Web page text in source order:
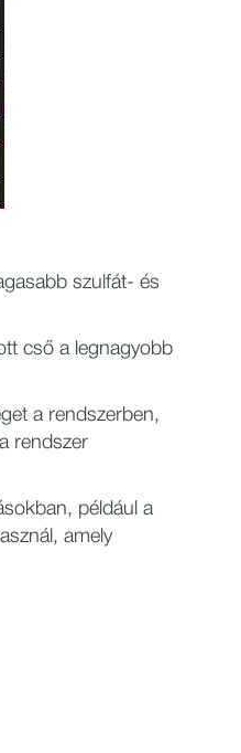
szulfát- és
cső a legnagyobb
a rendszerben,
rendszer
például a
amely